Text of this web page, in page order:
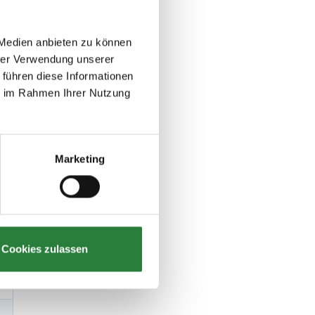
anbieten zu können
Verwendung unserer
diese Informationen
Rahmen Ihrer Nutzung
Marketing
Cookies zulassen